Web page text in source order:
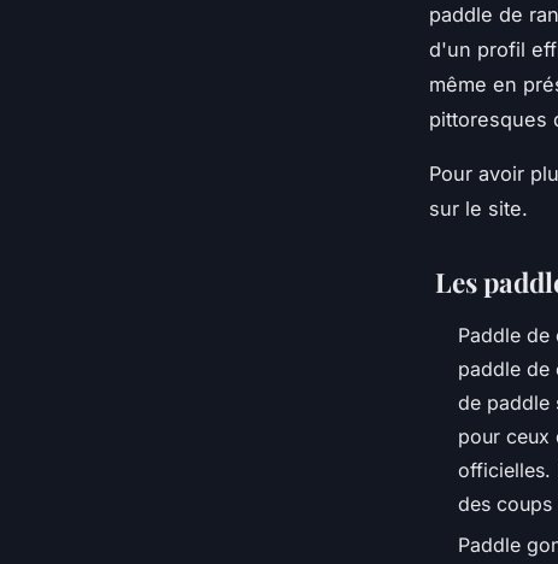
paddle de
d'un profil
même en
pittoresques
Pour avoir
sur le site.
Les
Paddle de
paddle de
de paddle
pour ceux
officielles.
des coups
Paddle